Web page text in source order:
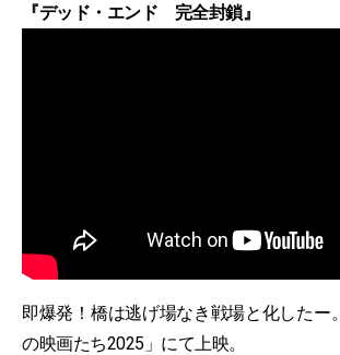
『デッド・エンド 完全封鎖』
即爆発！橋は逃げ場なき戦場と化したー
の映画たち2025」にて上映。